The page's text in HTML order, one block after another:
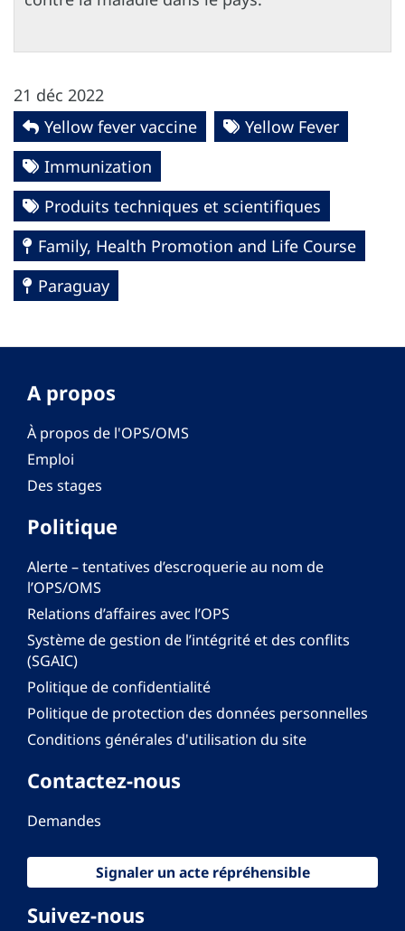
21 déc 2022
Yellow fever vaccine
Yellow Fever
Immunization
Produits techniques et scientifiques
Family, Health Promotion and Life Course
Paraguay
A propos
À propos de l'OPS/OMS
Emploi
Des stages
Politique
Alerte – tentatives d’escroquerie au nom de
l’OPS/OMS
Relations d’affaires avec l’OPS
Système de gestion de l’intégrité et des conflits
(SGAIC)
Politique de confidentialité
Politique de protection des données personnelles
Conditions générales d'utilisation du site
Contactez-nous
Demandes
Signaler un acte répréhensible
Suivez-nous